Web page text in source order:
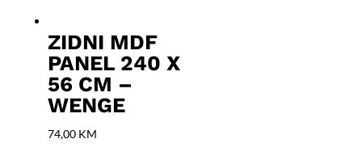
ZIDNI MDF
PANEL 240 X
56 CM –
WENGE
74,00 KM